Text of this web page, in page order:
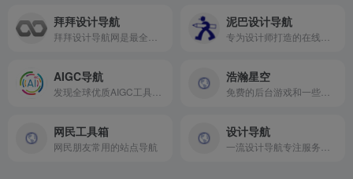
拜拜设计导航 泥巴设计导航
AIGC导航 浩瀚星空
网民工具箱
网民朋友常用的站点导航
设计导航